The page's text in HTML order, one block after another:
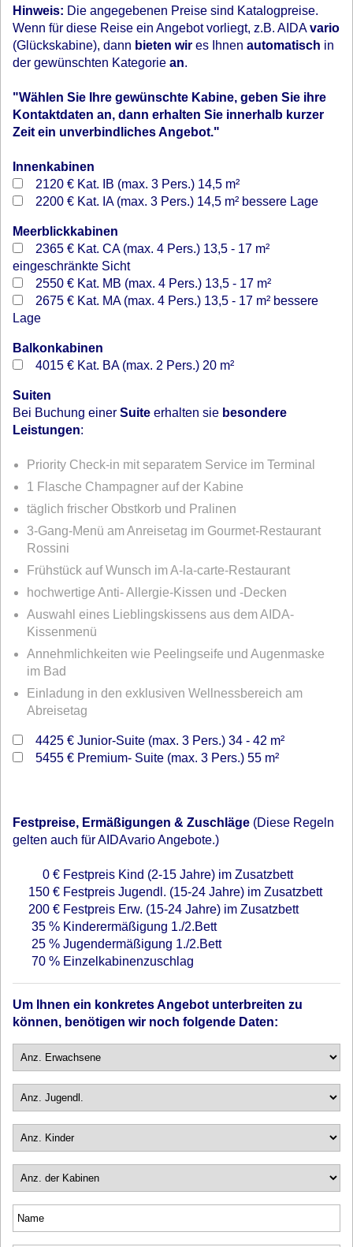
Hinweis: Die angegebenen Preise sind Katalogpreise.
Wenn für diese Reise ein Angebot vorliegt, z.B. AIDAvario
(Glückskabine), dann bieten wir es Ihnen automatisch in
der gewünschten Kategorie an.
"Wählen Sie Ihre gewünschte Kabine, geben Sie ihre
Kontaktdaten an, dann erhalten Sie innerhalb kurzer
Zeit ein unverbindliches Angebot."
Innenkabinen
2120 € Kat. IB (max. 3 Pers.) 14,5 m²
2200 € Kat. IA (max. 3 Pers.) 14,5 m² bessere Lage
Meerblickkabinen
2365 € Kat. CA (max. 4 Pers.) 13,5 - 17 m²
eingeschränkte Sicht
2550 € Kat. MB (max. 4 Pers.) 13,5 - 17 m²
2675 € Kat. MA (max. 4 Pers.) 13,5 - 17 m² bessere
Lage
Balkonkabinen
4015 € Kat. BA (max. 2 Pers.) 20 m²
Suiten
Bei Buchung einer Suite erhalten sie besondere
Leistungen:
Priority Check-in mit separatem Service im Terminal
1 Flasche Champagner auf der Kabine
täglich frischer Obstkorb und Pralinen
3-Gang-Menü am Anreisetag im Gourmet-Restaurant
Rossini
Frühstück auf Wunsch im A-la-carte-Restaurant
hochwertige Anti- Allergie-Kissen und -Decken
Auswahl eines Lieblingskissens aus dem AIDA-
Kissenmenü
Annehmlichkeiten wie Peelingseife und Augenmaske
im Bad
Einladung in den exklusiven Wellnessbereich am
Abreisetag
4425 € Junior-Suite (max. 3 Pers.) 34 - 42 m²
5455 € Premium- Suite (max. 3 Pers.) 55 m²
Festpreise, Ermäßigungen & Zuschläge (Diese Regeln
gelten auch für AIDAvario Angebote.)
0 € Festpreis Kind (2-15 Jahre) im Zusatzbett
150 € Festpreis Jugendl. (15-24 Jahre) im Zusatzbett
200 € Festpreis Erw. (15-24 Jahre) im Zusatzbett
35 % Kinderermäßigung 1./2.Bett
25 % Jugendermäßigung 1./2.Bett
70 % Einzelkabinenzuschlag
Um Ihnen ein konkretes Angebot unterbreiten zu
können, benötigen wir noch folgende Daten: